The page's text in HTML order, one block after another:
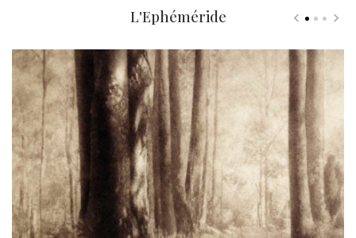
L'Ephéméride